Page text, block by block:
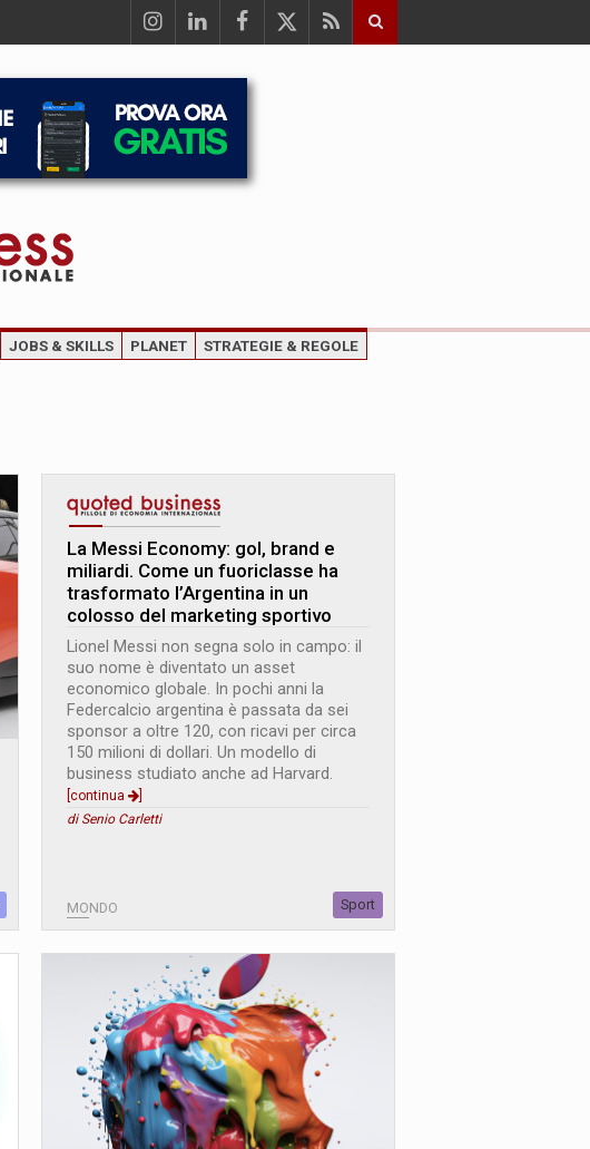
JOBS & SKILLS PLANET STRATEGIE & REGOLE
La Messi Economy: gol, brand e
miliardi. Come un fuoriclasse ha
trasformato l’Argentina in un
colosso del marketing sportivo
Lionel Messi non segna solo in campo: il
suo nome è diventato un asset
economico globale. In pochi anni la
Federcalcio argentina è passata da sei
sponsor a oltre 120, con ricavi per circa
150 milioni di dollari. Un modello di
business studiato anche ad Harvard.
[continua
]
di Senio Carletti
MONDO Sport